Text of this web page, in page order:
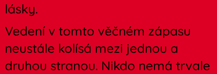
lásky.
Vedení v tomto věčném zápasu
neustále kolísá mezi jednou a
druhou stranou. Nikdo nemá trvale